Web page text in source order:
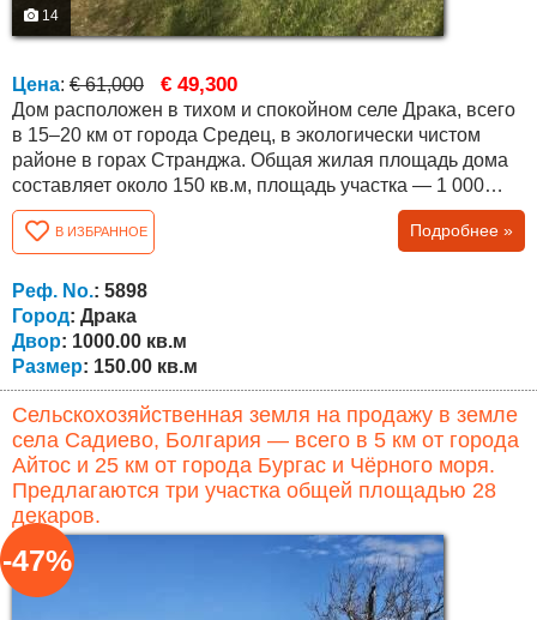
14
Цена: € 61,000 € 49,300
Дом расположен в тихом и спокойном селе Драка, всего
в 15–20 км от города Средец, в экологически чистом
районе в горах Странджа. Общая жилая площадь дома
составляет около 150 кв.м, площадь участка — 1 000
кв.м. Лестницы между этажами наружные.
Недвижимость предлагает прекрасный вид на
окружающую местность. Планировка следующая:
Первый этаж — кухня, гостиная, кладовое помещение,
В ИЗБРАННОЕ Подробнее »
Реф. No.: 5898
Город: Драка
Двор: 1000.00 кв.м
Размер: 150.00 кв.м
Сельскохозяйственная земля на продажу в земле
села Садиево, Болгария — всего в 5 км от города
Айтос и 25 км от города Бургас и Чёрного моря.
Предлагаются три участка общей площадью 28
декаров.
-47%